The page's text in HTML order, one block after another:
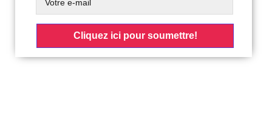
Cliquez ici pour soumettre!